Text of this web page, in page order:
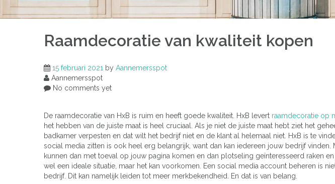
Raamdecoratie van kwaliteit kopen
15 februari 2021 by Aannemersspot
Aannemersspot
No comments yet
De raamdecoratie van HxB is ruim en heeft goede kwaliteit. HxB levert raamdecoratie op
het hebben van de juiste maat is heel cruciaal. Als je niet de juiste maat hebt ziet het
badkamer verpesten en dat wilt het bedrijf niet en de klant al helemaal niet. HxB is te
social media zitten is ook heel erg belangrijk, want dan kan iedereen jouw bedrijf
kunnen dan met toeval op jouw pagina komen en dan plotseling geïnteresseerd raken
wel een ideale situatie, maar het kan voorkomen. Een social media account beheren is
bedrijf. Dit kan namelijk leiden tot meer merkbekendheid. En dat is van belang.